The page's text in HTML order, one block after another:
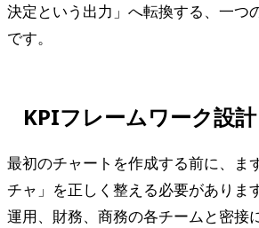
決定という出力」へ転換する、一つ
です。
KPIフレームワーク設計
最初のチャートを作成する前に、ま
チャ」を正しく整える必要がありま
運用、財務、商務の各チームと密接